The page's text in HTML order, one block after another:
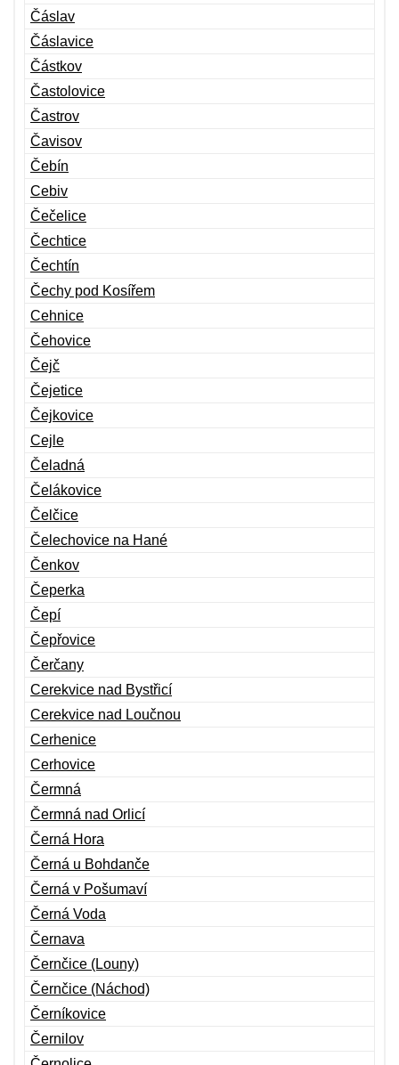
Čáslav
Čáslavice
Částkov
Častolovice
Častrov
Čavisov
Čebín
Cebiv
Čečelice
Čechtice
Čechtín
Čechy pod Kosířem
Cehnice
Čehovice
Čejč
Čejetice
Čejkovice
Cejle
Čeladná
Čelákovice
Čelčice
Čelechovice na Hané
Čenkov
Čeperka
Čepí
Čepřovice
Čerčany
Cerekvice nad Bystřicí
Cerekvice nad Loučnou
Cerhenice
Cerhovice
Čermná
Čermná nad Orlicí
Černá Hora
Černá u Bohdanče
Černá v Pošumaví
Černá Voda
Černava
Černčice (Louny)
Černčice (Náchod)
Černíkovice
Černilov